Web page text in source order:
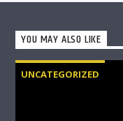
YOU MAY ALSO LIKE
UNCATEGORIZED